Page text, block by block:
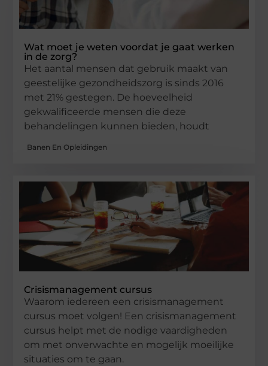
Wat moet je weten voordat je gaat werken
in de zorg?
Het aantal mensen dat gebruik maakt van
geestelijke gezondheidszorg is sinds 2016
met 21% gestegen. De hoeveelheid
gekwalificeerde mensen die deze
behandelingen kunnen bieden, houdt
Banen En Opleidingen
Crisismanagement cursus
Waarom iedereen een crisismanagement
cursus moet volgen! Een crisismanagement
cursus helpt met de nodige vaardigheden
om met onverwachte en mogelijk moeilijke
situaties om te gaan.